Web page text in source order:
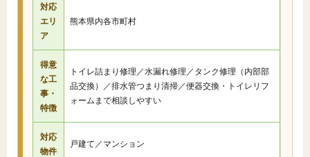
対応
エリ
ア
熊本県内各市町村
得意
な工
事・
特徴
トイレ詰まり修理／水漏れ修理／タンク修理（内部部
品交換）／排水管つまり清掃／便器交換・トイレリフ
ォームまで相談しやすい
対応
物件
戸建て／マンション